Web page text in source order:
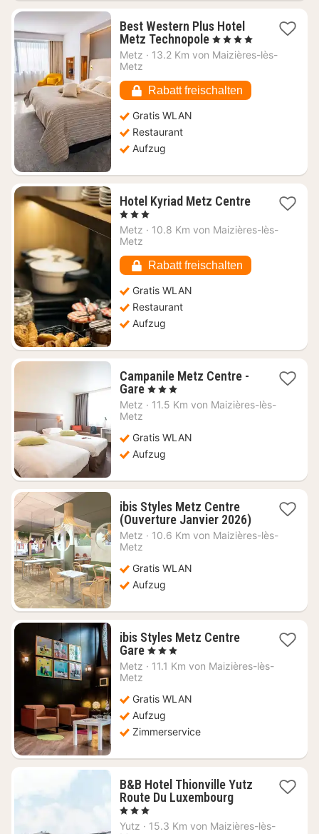
Best Western Plus Hotel
Metz Technopole1
Nacht
€
, 4 Sterne
Metz · 13.2 Km von Maizières-lès-
Metz
Rabatt freischalten
Gratis WLAN
Restaurant
Aufzug
Hotel Kyriad Metz Centre1
ab
, 3 Sterne
Metz · 10.8 Km von Maizières-lès-
Metz
Rabatt freischalten
Gratis WLAN
Restaurant
Aufzug
Campanile Metz Centre -
Gare1
Nacht
€
, 3 Sterne
Metz · 11.5 Km von Maizières-lès-
Metz
Gratis WLAN
Aufzug
ibis Styles Metz Centre
(Ouverture Janvier 2026)1
Nacht
Metz · 10.6 Km von Maizières-lès-
Metz
Gratis WLAN
Aufzug
ibis Styles Metz Centre
Gare1
Nacht
€
, 3 Sterne
Metz · 11.1 Km von Maizières-lès-
Metz
Gratis WLAN
Aufzug
Zimmerservice
B&B Hotel Thionville Yutz
Route Du Luxembourg1
ab
, 3 Sterne
Yutz · 15.3 Km von Maizières-lès-